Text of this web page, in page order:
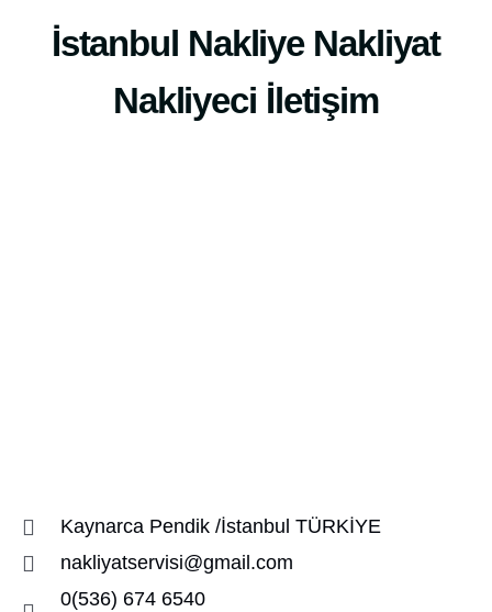
İstanbul Nakliye Nakliyat
Nakliyeci İletişim
Kaynarca Pendik /İstanbul TÜRKİYE
nakliyatservisi@gmail.com
0(536) 674 6540